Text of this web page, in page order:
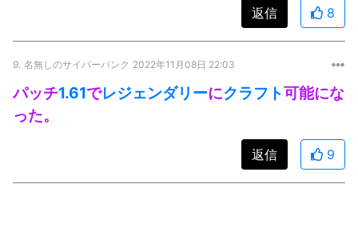
返信 8
9. 名無しのサイバーパンク 2022年11月08日 22:03
パッチ1.61でレジェンダリーにクラフト可能にな
った。
返信 9